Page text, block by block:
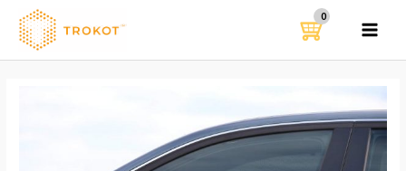
MAIN